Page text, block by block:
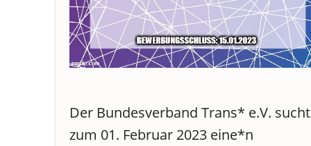
Der Bundesverband Trans* e.V. sucht
zum 01. Februar 2023 eine*n